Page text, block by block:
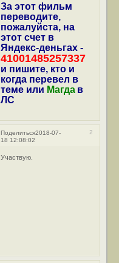
За этот фильм
переводите,
пожалуйста, на
этот счет в
Яндекс-деньгах -
41001485257337
и пишите, кто и
когда перевел в
теме или Магда в
ЛС
Поделиться 2
2018-07-
18 12:08:02
Участвую.